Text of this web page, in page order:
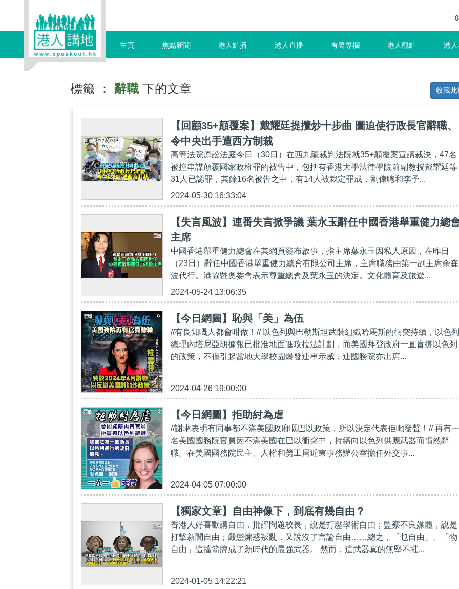
主頁 焦點新聞 港人點播 港人直播 有聲專欄 港人觀點 港
標籤 ： 辭職 下的文章 收藏此
【回顧35+顛覆案】戴耀廷提攬炒十步曲 圖迫使行政長官辭職、
令中央出手遭西方制裁
高等法院原訟法庭今日（30日）在西九龍裁判法院就35+顛覆案宣讀裁決，47名
被控串謀顛覆國家政權罪的被告中，包括有香港大學法律學院前副教授戴耀廷等
31人已認罪，其餘16名被告之中，有14人被裁定罪成，劉偉聰和李予...
2024-05-30 16:33:04
【失言風波】連番失言掀爭議 葉永玉辭任中國香港舉重健力總
主席
中國香港舉重健力總會在其網頁發布啟事，指主席葉永玉因私人原因，在昨日
（23日）辭任中國香港舉重健力總會有限公司主席，主席職務由第一副主席余森
波代行。港協暨奧委會表示尊重總會及葉永玉的決定。文化體育及旅遊...
2024-05-24 13:06:35
【今日網圖】恥與「美」為伍
//有良知嘅人都會咁做！// 以色列與巴勒斯坦武裝組織哈馬斯的衝突持續，以色列
總理內塔尼亞胡據報已批准地面進攻拉法計劃，而美國拜登政府一直盲撐以色列
的政策，不僅引起當地大學校園爆發連串示威，連國務院亦出席...
2024-04-26 19:00:00
【今日網圖】拒助紂為虐
//謝琳表明有同事都不滿美國政府嘅巴以政策，所以決定代表佢哋發聲！// 再有一
名美國國務院官員因不滿美國在巴以衝突中，持續向以色列供應武器而憤然辭
職。在美國國務院民主、人權和勞工局近東事務辦公室擔任外交事...
2024-04-05 07:00:00
【獨家文章】自由神像下，到底有幾自由？
香港人好喜歡講自由，批評問題校長，說是打壓學術自由；監察不良媒體，說是
打撃新聞自由；嚴懲煽惑叛亂，又說沒了言論自由……總之，「乜自由」、「物
自由」這擋箭牌成了新時代的最強武器。 然而，這武器真的無堅不摧...
2024-01-05 14:22:21